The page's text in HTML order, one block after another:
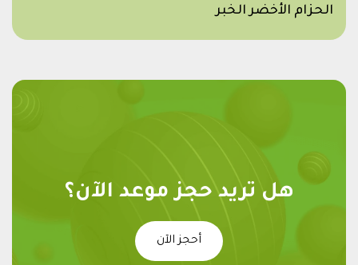
الحزام الأخضر الخبر
هل تريد حجز موعد الآن؟
أحجز الآن